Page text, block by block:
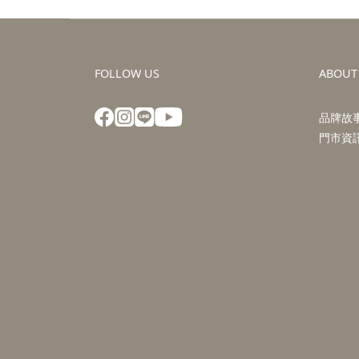
FOLLOW US
品牌故
門市資